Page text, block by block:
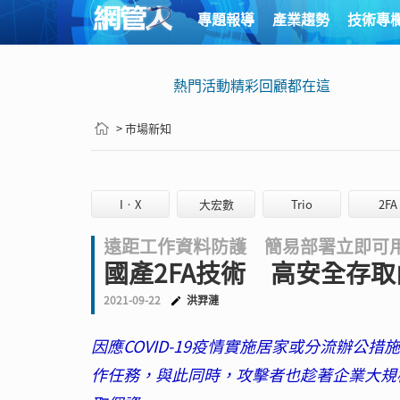
專題報導 產業趨勢 技術專
熱門活動精彩回顧都在這
> 市場新知
I•X 大宏數 Trio 2FA
遠距工作資料防護 簡易部署立即可
國產2FA技術 高安全存
2021-09-22 洪羿漣
因應COVID-19疫情實施居家或分流辦公措
作任務，與此同時，攻擊者也趁著企業大